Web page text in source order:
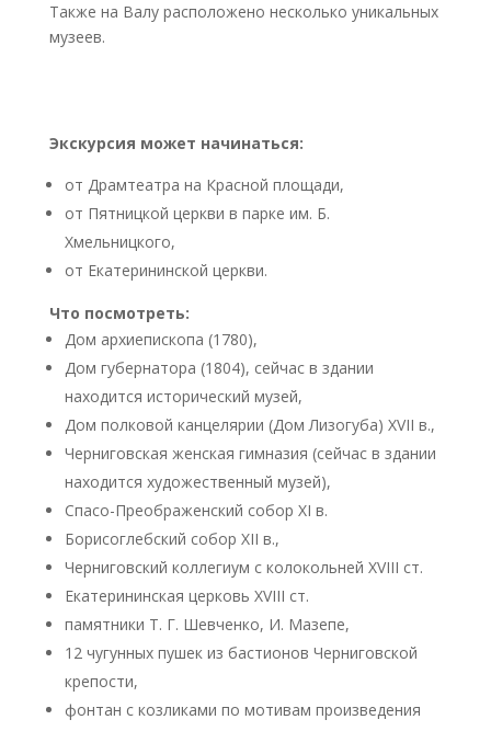
Также на Валу расположено несколько уникальных
музеев.
Экскурсия может начинаться:
от Драмтеатра на Красной площади,
от Пятницкой церкви в парке им. Б.
Хмельницкого,
от Екатерининской церкви.
Что посмотреть:
Дом архиепископа (1780),
Дом губернатора (1804), сейчас в здании
находится исторический музей,
Дом полковой канцелярии (Дом Лизогуба) XVII в.,
Черниговская женская гимназия (сейчас в здании
находится художественный музей),
Спасо-Преображенский собор XI в.
Борисоглебский собор XII в.,
Черниговский коллегиум с колокольней XVIII ст.
Екатерининская церковь XVIII ст.
памятники Т. Г. Шевченко, И. Мазепе,
12 чугунных пушек из бастионов Черниговской
крепости,
фонтан с козликами по мотивам произведения